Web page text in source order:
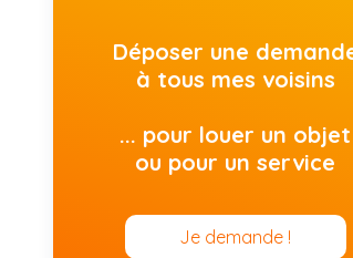
Déposer une
à tous mes voisins
... pour louer un objet
ou pour un service
Je demande !